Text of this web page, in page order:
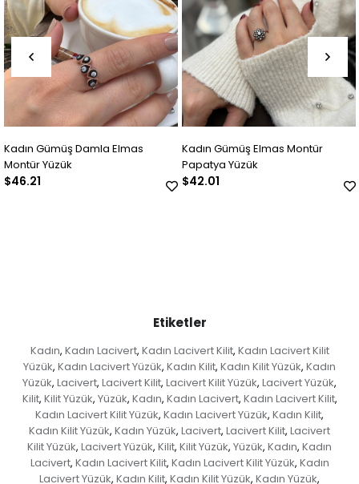
Kadın Gümüş Elmas Montür
Papatya Yüzük
Kadın Gümüş Elmas
Yüzük
Etiketler
Kadın, Kadın Lacivert, Kadın Lacivert Kilit, Kadın Lacivert Kilit
Yüzük, Kadın Lacivert Yüzük, Kadın Kilit, Kadın Kilit Yüzük, Kadın
Yüzük, Lacivert, Lacivert Kilit, Lacivert Kilit Yüzük, Lacivert Yüzük,
Kilit, Kilit Yüzük, Yüzük, Kadın, Kadın Lacivert, Kadın Lacivert Kilit,
Kadın Lacivert Kilit Yüzük, Kadın Lacivert Yüzük, Kadın Kilit,
Kadın Kilit Yüzük, Kadın Yüzük, Lacivert, Lacivert Kilit, Lacivert
Kilit Yüzük, Lacivert Yüzük, Kilit, Kilit Yüzük, Yüzük, Kadın, Kadın
Lacivert, Kadın Lacivert Kilit, Kadın Lacivert Kilit Yüzük, Kadın
Lacivert Yüzük, Kadın Kilit, Kadın Kilit Yüzük, Kadın Yüzük,